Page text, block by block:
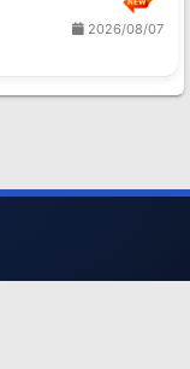
2026/08/07